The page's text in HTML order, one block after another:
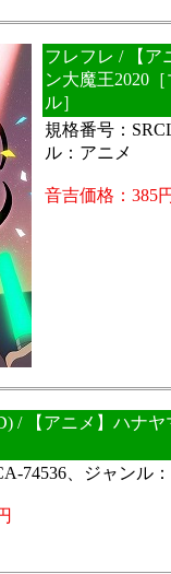
フレフレ / 【ア
ン大魔王2020
ル］
規格番号：
ル：アニメ
音吉価格：385
/ 【アニメ】ハナヤ
74536、ジャンル